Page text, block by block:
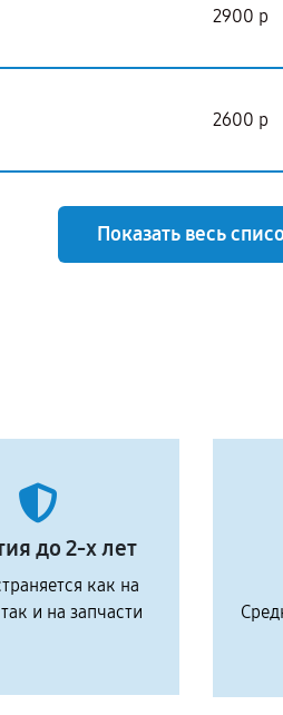
2900 р
2600 р
Показать весь
до 2-х лет
как на
и на запчасти